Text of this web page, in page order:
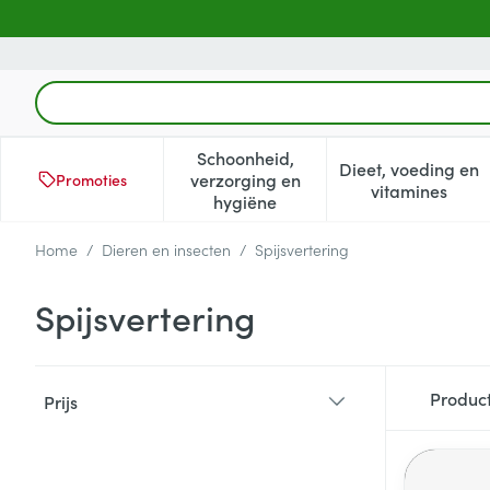
Product, merk, categorie...
Promoties
Schoonheid,
verzorging en
hygiëne
Toon submenu voor
Dieet, voeding en
vitamines
Toon
Home / Dieren en insecten / Spijsvertering
Spijsvertering
Prijs